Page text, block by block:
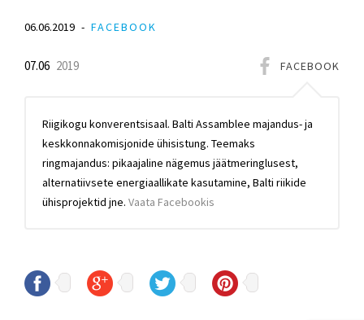
06.06.2019 FACEBOOK
FACEBOOK
07.06 2019
Riigikogu konverentsisaal. Balti Assamblee majandus- ja
keskkonnakomisjonide ühisistung. Teemaks
ringmajandus: pikaajaline nägemus jäätmeringlusest,
alternatiivsete energiaallikate kasutamine, Balti riikide
ühisprojektid jne. Vaata Facebookis